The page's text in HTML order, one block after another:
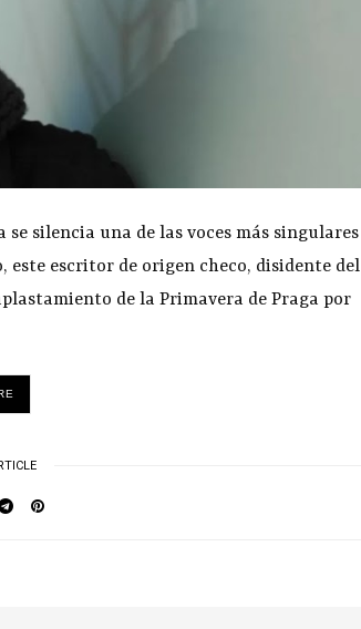
silencia una de las voces más singulares
escritor de origen checo, disidente del
de la Primavera de Praga por